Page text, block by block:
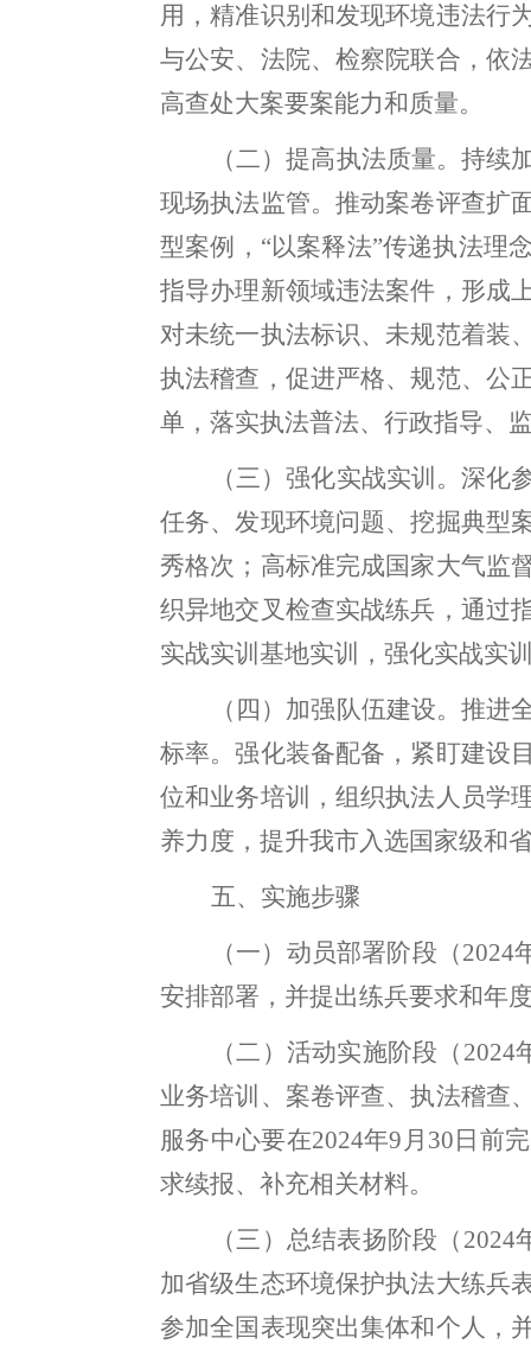
用 ，精准识别和发现环境违法行
与公安、法院、检察院联合 ， 依
高查处大案要案能力和质量。
（二）提高执法质量。持续
现场执法监管。推动案卷评查扩
型案例， “以案释法”传递执法理
指导办理新领域违法案件 ， 形成
对未统一执法标识、未规范着装
执法稽查 ， 促进严格、规范、公
单，落实执法普法、行政指导、
（三）强化实战实训 。深化
任务、发现环境问题、挖掘典型
秀格次 ； 高标准完成国家大气监
织异地交叉检查实战练兵，通过
实战实训基地实训，强化实战实
（四）加强队伍建设。推进
标率。强化装备配备 ， 紧盯建设
位和业务培训
， 组织执法人员学
养力度，提升我市入选国家级和
五、实施步骤
（一）动员部署阶段（2024
安排部署 ， 并提出练兵要求和年
（二）活动实施阶段（ 2024
业务培训、案卷评查、执法稽查
服务中心要在2024年9 月 30 日前
求续报、补充相关材料。
（三）总结表扬阶段 （ 2024
加省级生态环境保护执法大练兵
参加全国表现突出集体和个人 ，